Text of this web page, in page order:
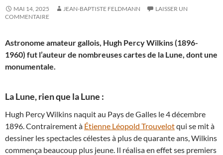
MAI 14, 2025 JEAN-BAPTISTE FELDMANN
LAISSER UN
COMMENTAIRE
Astronome amateur gallois, Hugh Percy Wilkins (1896-
1960) fut l’auteur de nombreuses cartes de la Lune, dont une
monumentale.
La Lune, rien que la Lune :
Hugh Percy Wilkins naquit au Pays de Galles le 4 décembre
1896. Contrairement à Étienne Léopold Trouvelotqui se mit à
dessiner les spectacles célestes à plus de quarante ans, Wilkins
commença beaucoup plus jeune. Il réalisa en effet ses premiers